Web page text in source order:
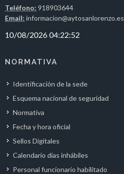
Teléfono: 918903644
Email: informacion@aytosanlorenzo.es
NORMATIVA
Identificación de la sede
Esquema nacional de seguridad
Normativa
Fecha y hora oficial
Sellos Digitales
Calendario días inhábiles
Personal funcionario habilitado